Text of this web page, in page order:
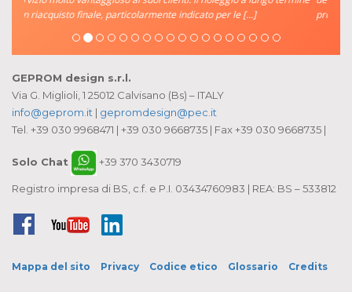
per le […]
produzione di soluzioni […]
GEPROM design s.r.l.
Via G. Miglioli, 1 25012 Calvisano (Bs) – ITALY
info@geprom.it | gepromdesign@pec.it
Tel. +39 030 9968471 | +39 030 9668735 | Fax +39 030 9668735 |
Solo Chat +39 370 3430719
Registro impresa di BS, c.f. e P.I. 03434760983 | REA: BS – 533812
FacebookYouTube LinkedIn
Mappa del sito Privacy Codice etico Glossario Credits